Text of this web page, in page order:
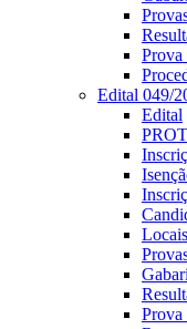
Prova
Edital 049/
Edital
Prova